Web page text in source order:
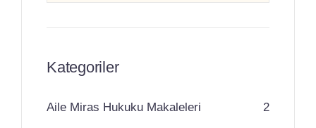
Kategoriler
Aile Miras Hukuku Makaleleri 2